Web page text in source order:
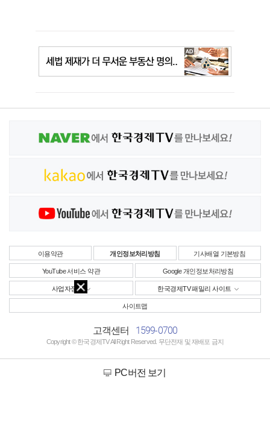
이용약관 개인정보처리방침 기사배열 기본방침
YouTube 서비스 약관 Google 개인정보처리방침
사업자정보 한국경제TV 패밀리 사이트
사이트맵
고객센터 1599-0700
Copyright © 한국경제TV All Right Reserved. 무단전재 및 재배포 금지
PC버전 보기